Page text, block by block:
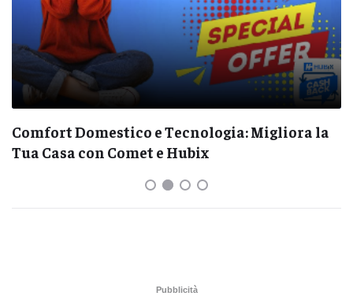
Costumein e Hubix Cashback: Come
Risparmiare sull’Abbigliamento Made in Italy
Pubblicità